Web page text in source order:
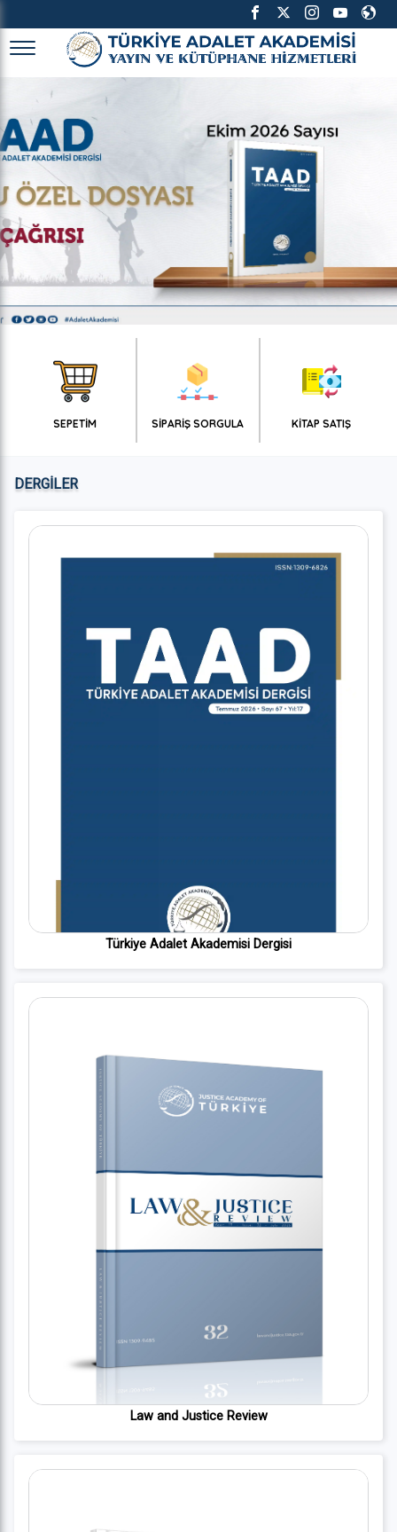
TÜRKİYE ADALET
SEPETİM SİPARİŞ SORGULA KİTAP SATIŞ
DERGİLER
Türkiye Adalet Akademisi Dergisi
Law and Justice Review